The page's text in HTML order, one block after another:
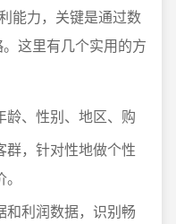
能力，关键是通过数
这里有几个实用的方
龄、性别、地区、购
群，针对性地做个性
和利润数据，识别畅